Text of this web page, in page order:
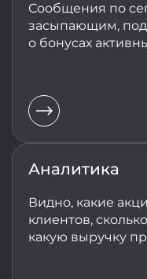
Сообщения по
засыпающим,
о бонусах
Аналитика
Видно, какие
клиентов,
какую выручку